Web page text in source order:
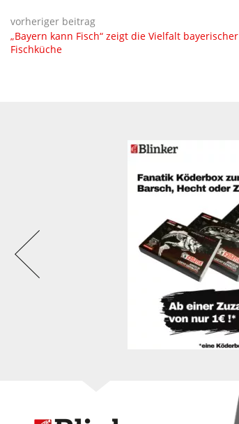
vorheriger beitrag
„Bayern kann Fisch“ zeigt die Vielfalt bayerischer
Fischküche